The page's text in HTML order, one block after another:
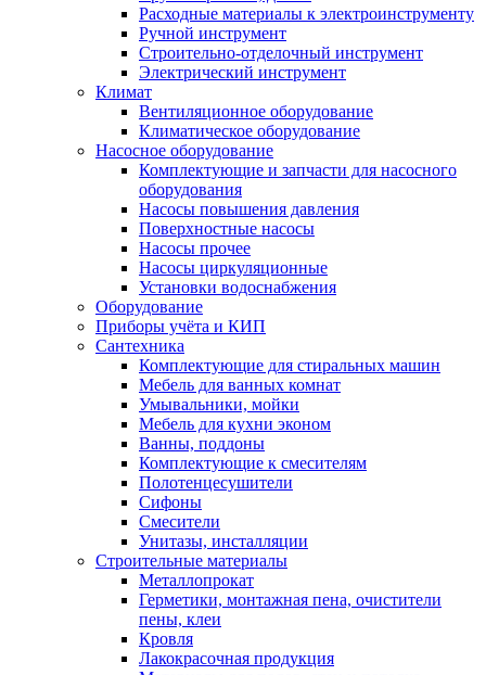
Расходные материалы к электроинструменту
Ручной инструмент
Строительно-отделочный инструмент
Электрический инструмент
Климат
Вентиляционное оборудование
Климатическое оборудование
Насосное оборудование
Комплектующие и запчасти для насосного
оборудования
Насосы повышения давления
Поверхностные насосы
Насосы прочее
Насосы циркуляционные
Установки водоснабжения
Оборудование
Приборы учёта и КИП
Сантехника
Комплектующие для стиральных машин
Мебель для ванных комнат
Умывальники, мойки
Мебель для кухни эконом
Ванны, поддоны
Комплектующие к смесителям
Полотенцесушители
Сифоны
Смесители
Унитазы, инсталляции
Строительные материалы
Металлопрокат
Герметики, монтажная пена, очистители
пены, клеи
Кровля
Лакокрасочная продукция